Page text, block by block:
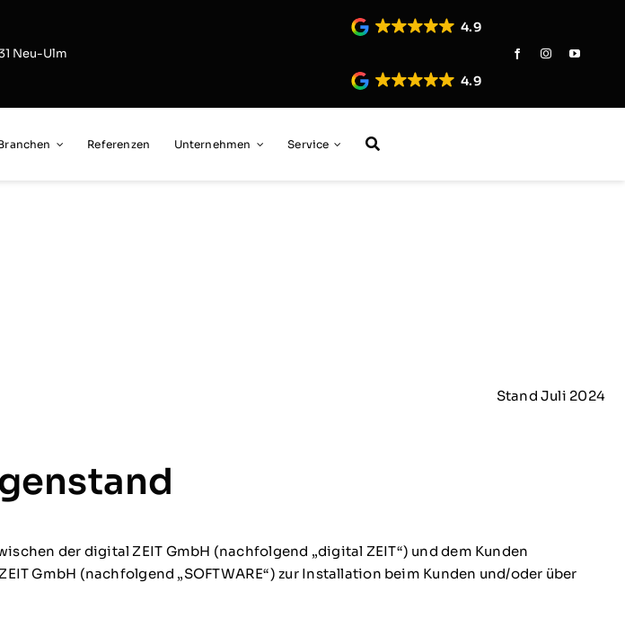
Neu-Ulm
4.9
4.9
Referenzen Unternehmen Service
Stand Juli 2024
der digital ZEIT GmbH (nachfolgend „digital ZEIT“) und dem Kunden
GmbH (nachfolgend „SOFTWARE“) zur Installation beim Kunden und/oder über